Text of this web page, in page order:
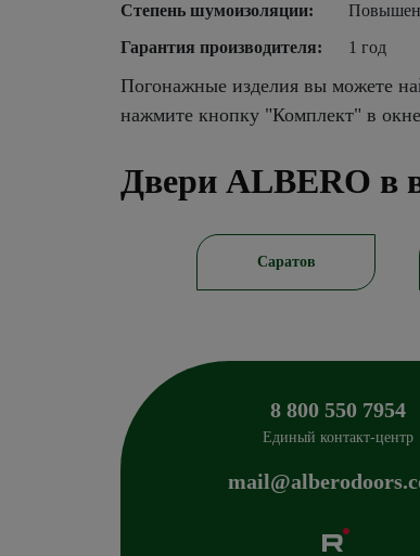
Степень шумоизоляции:
Гарантия производителя:
1 год
Погонажные изделия вы можете
нажмите кнопку "Комплект" в
Двери ALBERO в
Саратов
8 800 550 7954
Единый контакт-центр